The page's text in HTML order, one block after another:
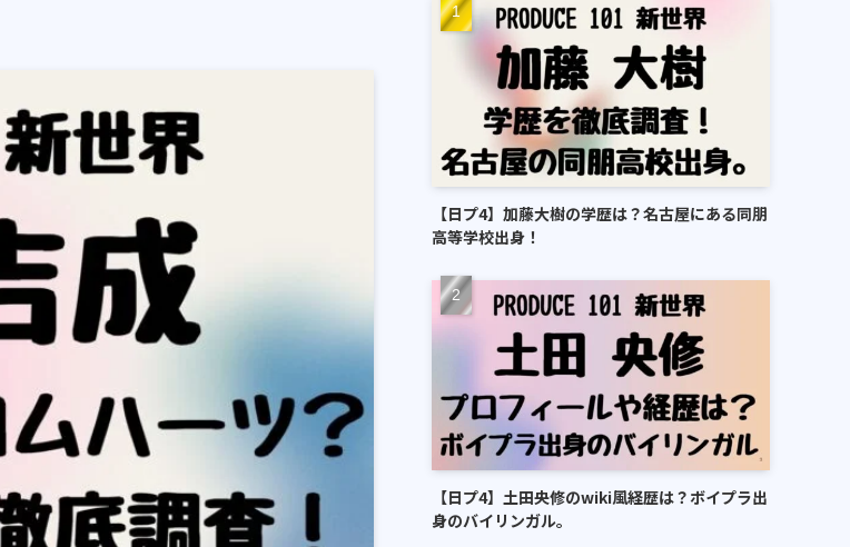
【日プ4】加藤大樹の学歴は？名古屋にある同朋
高等学校出身！
【日プ4】土田央修のwiki風経歴は？ボイプラ出
身のバイリンガル。